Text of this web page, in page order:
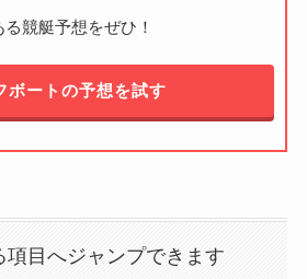
競艇予想をぜひ！
ボートの予想を試す
項目へジャンプできます